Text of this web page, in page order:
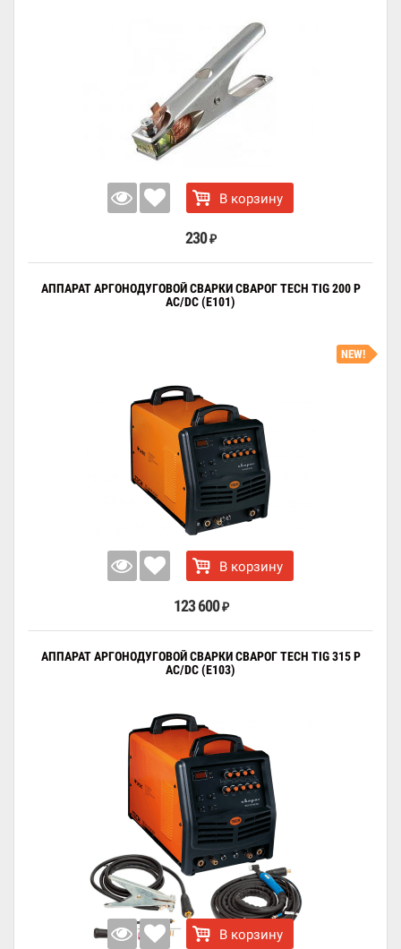
В корзину
230 ₽
АППАРАТ АРГОНОДУГОВОЙ СВАРКИ СВАРОГ TECH TIG 200 P
AC/DC (E101)
NEW!
В корзину
123 600 ₽
АППАРАТ АРГОНОДУГОВОЙ СВАРКИ СВАРОГ TECH TIG 315 P
AC/DC (E103)
В корзину